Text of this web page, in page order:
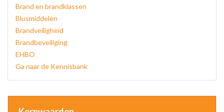
Brand en brandklassen
Blusmiddelen
Brandveiligheid
Brandbeveiliging
EHBO
Ga naar de Kennisbank